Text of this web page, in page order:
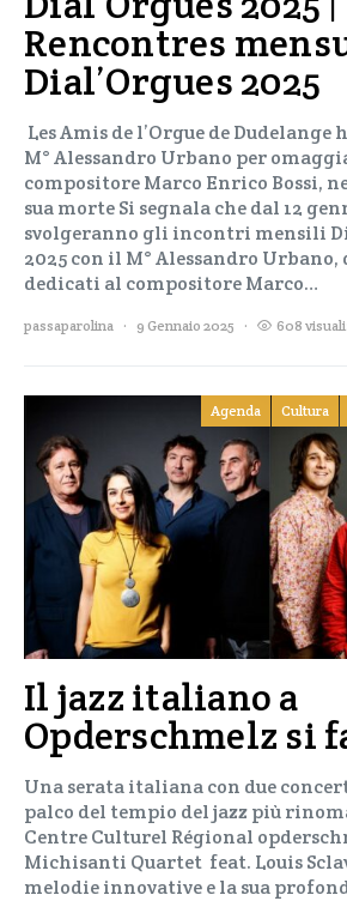
Rencontres
Dial’Orgues 2025
Les Amis de l’Orgue de
M° Alessandro Urbano per
compositore Marco Enrico Bossi,
sua morte Si segnala che dal 12
svolgeranno gli incontri mensili
2025 con il M° Alessandro Urbano,
dedicati al compositore Marco…
passaparolina 9 Gennaio 2025 608
Agenda Cultura
Il jazz italiano a
Opderschmelz si
Una serata italiana con due
palco del tempio del jazz più
Centre Culturel Régional
Michisanti Quartet feat. Louis
melodie innovative e la sua